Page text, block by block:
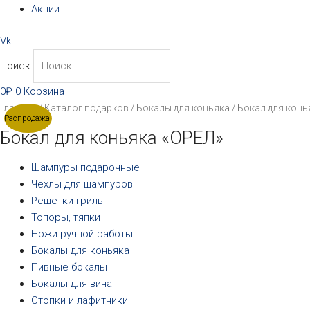
Акции
Vk
Поиск
0₽ 0 Корзина
Главная/Каталог подарков / Бокалы для коньяка / Бокал для
Бокал для коньяка «ОРЕЛ»
Шампуры подарочные
Чехлы для шампуров
Решетки-гриль
Топоры, тяпки
Ножи ручной работы
Бокалы для коньяка
Пивные бокалы
Бокалы для вина
Стопки и лафитники
Распродажа!
Первоначальная
цена
составляла
Текущая
5690₽.